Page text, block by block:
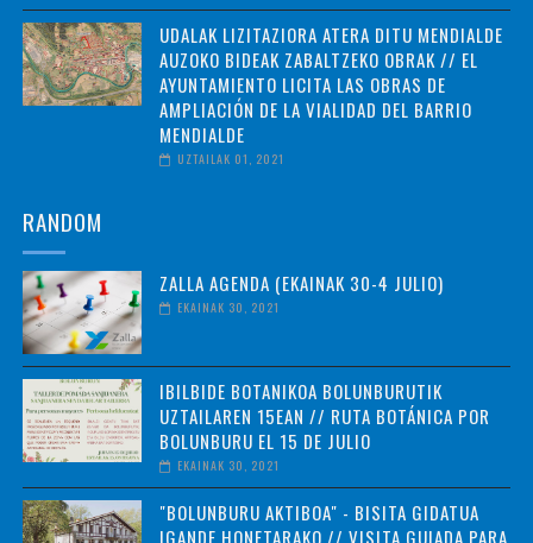
UDALAK LIZITAZIORA ATERA DITU MENDIALDE
AUZOKO BIDEAK ZABALTZEKO OBRAK // EL
AYUNTAMIENTO LICITA LAS OBRAS DE
AMPLIACIÓN DE LA VIALIDAD DEL BARRIO
MENDIALDE
UZTAILAK 01, 2021
RANDOM
ZALLA AGENDA (EKAINAK 30-4 JULIO)
EKAINAK 30, 2021
IBILBIDE BOTANIKOA BOLUNBURUTIK
UZTAILAREN 15EAN // RUTA BOTÁNICA POR
BOLUNBURU EL 15 DE JULIO
EKAINAK 30, 2021
"BOLUNBURU AKTIBOA" - BISITA GIDATUA
IGANDE HONETARAKO // VISITA GUIADA PARA